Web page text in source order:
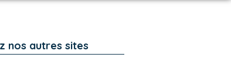
nos autres sites